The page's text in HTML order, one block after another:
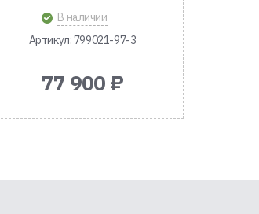
В наличии
Артикул: 799021-97-3
77 900 ₽